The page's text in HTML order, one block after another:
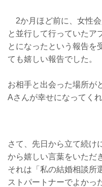
2か月ほど前に、女性
と並行して行っていたア
とになったという報告を
ても嬉しい報告でした。
お相手と出会った場所が
Aさんが幸せになってく
さて、先日から立て続け
から嬉しい言葉をいただ
それは「私の結婚相談所
ストパートナーでよかっ